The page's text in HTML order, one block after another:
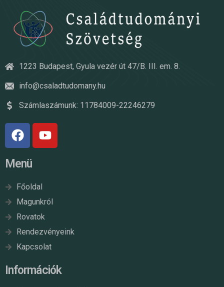
1223 Budapest, Gyula vezér út 47/B. III. em. 8.
info@csaladtudomany.hu
Számlaszámunk: 11784009-22246279
Menü
Főoldal
Magunkról
Rovatok
Rendezvényeink
Kapcsolat
Információk